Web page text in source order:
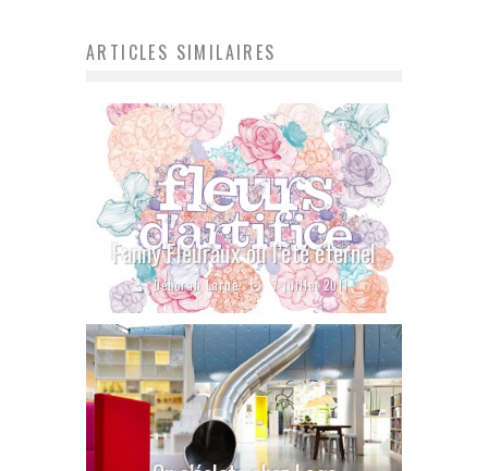
ARTICLES SIMILAIRES
Fanny Fleuraux ou l’été éternel
Déborah Larue 7 juillet 2011